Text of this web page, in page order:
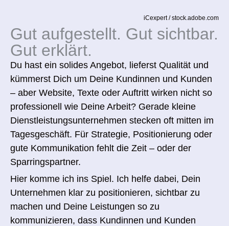
iCexpert / stock.adobe.com
Gut aufgestellt. Gut sichtbar.
Gut erklärt.
Du hast ein solides Angebot, lieferst Qualität und
kümmerst Dich um Deine Kundinnen und Kunden
– aber Website, Texte oder Auftritt wirken nicht so
professionell wie Deine Arbeit? Gerade kleine
Dienstleistungsunternehmen stecken oft mitten im
Tagesgeschäft. Für Strategie, Positionierung oder
gute Kommunikation fehlt die Zeit – oder der
Sparringspartner.
Hier komme ich ins Spiel. Ich helfe dabei, Dein
Unternehmen klar zu positionieren, sichtbar zu
machen und Deine Leistungen so zu
kommunizieren, dass Kundinnen und Kunden